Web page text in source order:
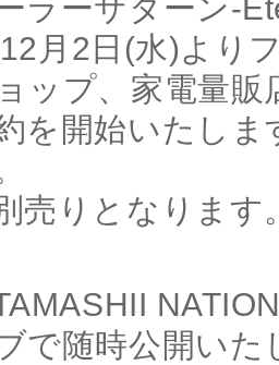
ラーサターン-
月2日(水)より
ップ、家電量販
を開始いたし
売りとなります
で随時公開いた